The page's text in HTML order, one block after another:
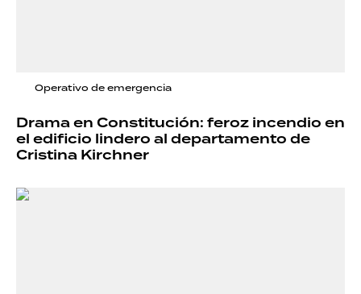
Operativo de emergencia
Drama en Constitución: feroz incendio en
el edificio lindero al departamento de
Cristina Kirchner